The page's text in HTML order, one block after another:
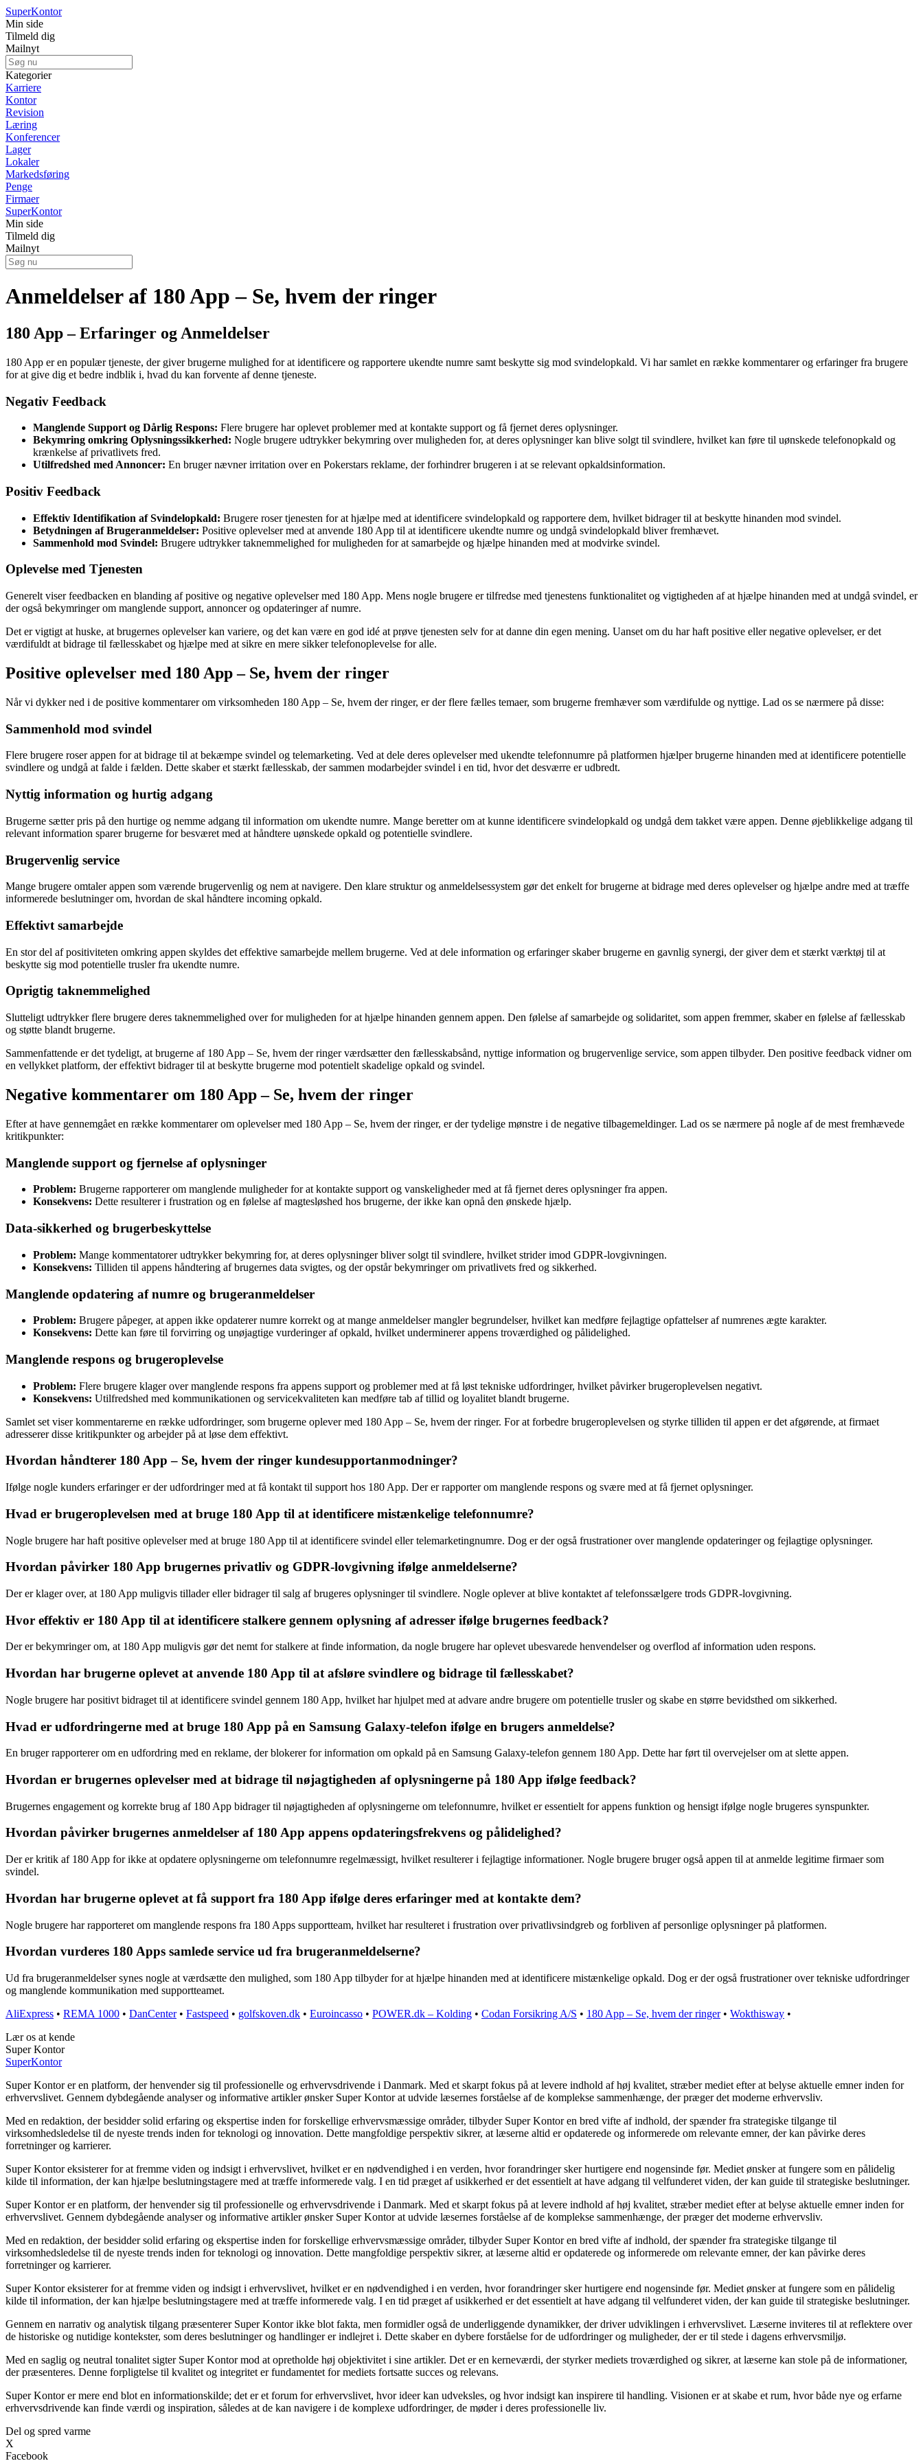
SuperKontor
Min side
Tilmeld dig
Mailnyt
Kategorier
Karriere
Kontor
Revision
Læring
Konferencer
Lager
Lokaler
Markedsføring
Penge
Firmaer
SuperKontor
Min side
Tilmeld dig
Mailnyt
Anmeldelser af 180 App – Se, hvem der ringer
180 App – Erfaringer og Anmeldelser
180 App er en populær tjeneste, der giver brugerne mulighed for at identificere og rapportere ukendte numre samt beskytte sig mod svindelopkald. Vi har samlet en række kommentarer og erfaringer fra brugere
for at give dig et bedre indblik i, hvad du kan forvente af denne tjeneste.
Negativ Feedback
Manglende Support og Dårlig Respons: Flere brugere har oplevet problemer med at kontakte support og få fjernet deres oplysninger.
Bekymring omkring Oplysningssikkerhed: Nogle brugere udtrykker bekymring over muligheden for, at deres oplysninger kan blive solgt til svindlere, hvilket kan føre til uønskede telefonopkald og
krænkelse af privatlivets fred.
Utilfredshed med Annoncer: En bruger nævner irritation over en Pokerstars reklame, der forhindrer brugeren i at se relevant opkaldsinformation.
Positiv Feedback
Effektiv Identifikation af Svindelopkald: Brugere roser tjenesten for at hjælpe med at identificere svindelopkald og rapportere dem, hvilket bidrager til at beskytte hinanden mod svindel.
Betydningen af Brugeranmeldelser: Positive oplevelser med at anvende 180 App til at identificere ukendte numre og undgå svindelopkald bliver fremhævet.
Sammenhold mod Svindel: Brugere udtrykker taknemmelighed for muligheden for at samarbejde og hjælpe hinanden med at modvirke svindel.
Oplevelse med Tjenesten
Generelt viser feedbacken en blanding af positive og negative oplevelser med 180 App. Mens nogle brugere er tilfredse med tjenestens funktionalitet og vigtigheden af at hjælpe hinanden med at undgå svindel, er
der også bekymringer om manglende support, annoncer og opdateringer af numre.
Det er vigtigt at huske, at brugernes oplevelser kan variere, og det kan være en god idé at prøve tjenesten selv for at danne din egen mening. Uanset om du har haft positive eller negative oplevelser, er det
værdifuldt at bidrage til fællesskabet og hjælpe med at sikre en mere sikker telefonoplevelse for alle.
Positive oplevelser med 180 App – Se, hvem der ringer
Når vi dykker ned i de positive kommentarer om virksomheden 180 App – Se, hvem der ringer, er der flere fælles temaer, som brugerne fremhæver som værdifulde og nyttige. Lad os se nærmere på disse:
Sammenhold mod svindel
Flere brugere roser appen for at bidrage til at bekæmpe svindel og telemarketing. Ved at dele deres oplevelser med ukendte telefonnumre på platformen hjælper brugerne hinanden med at identificere potentielle
svindlere og undgå at falde i fælden. Dette skaber et stærkt fællesskab, der sammen modarbejder svindel i en tid, hvor det desværre er udbredt.
Nyttig information og hurtig adgang
Brugerne sætter pris på den hurtige og nemme adgang til information om ukendte numre. Mange beretter om at kunne identificere svindelopkald og undgå dem takket være appen. Denne øjeblikkelige adgang til
relevant information sparer brugerne for besværet med at håndtere uønskede opkald og potentielle svindlere.
Brugervenlig service
Mange brugere omtaler appen som værende brugervenlig og nem at navigere. Den klare struktur og anmeldelsessystem gør det enkelt for brugerne at bidrage med deres oplevelser og hjælpe andre med at træffe
informerede beslutninger om, hvordan de skal håndtere incoming opkald.
Effektivt samarbejde
En stor del af positiviteten omkring appen skyldes det effektive samarbejde mellem brugerne. Ved at dele information og erfaringer skaber brugerne en gavnlig synergi, der giver dem et stærkt værktøj til at
beskytte sig mod potentielle trusler fra ukendte numre.
Oprigtig taknemmelighed
Slutteligt udtrykker flere brugere deres taknemmelighed over for muligheden for at hjælpe hinanden gennem appen. Den følelse af samarbejde og solidaritet, som appen fremmer, skaber en følelse af fællesskab
og støtte blandt brugerne.
Sammenfattende er det tydeligt, at brugerne af 180 App – Se, hvem der ringer værdsætter den fællesskabsånd, nyttige information og brugervenlige service, som appen tilbyder. Den positive feedback vidner om
en vellykket platform, der effektivt bidrager til at beskytte brugerne mod potentielt skadelige opkald og svindel.
Negative kommentarer om 180 App – Se, hvem der ringer
Efter at have gennemgået en række kommentarer om oplevelser med 180 App – Se, hvem der ringer, er der tydelige mønstre i de negative tilbagemeldinger. Lad os se nærmere på nogle af de mest fremhævede
kritikpunkter:
Manglende support og fjernelse af oplysninger
Problem: Brugerne rapporterer om manglende muligheder for at kontakte support og vanskeligheder med at få fjernet deres oplysninger fra appen.
Konsekvens: Dette resulterer i frustration og en følelse af magtesløshed hos brugerne, der ikke kan opnå den ønskede hjælp.
Data-sikkerhed og brugerbeskyttelse
Problem: Mange kommentatorer udtrykker bekymring for, at deres oplysninger bliver solgt til svindlere, hvilket strider imod GDPR-lovgivningen.
Konsekvens: Tilliden til appens håndtering af brugernes data svigtes, og der opstår bekymringer om privatlivets fred og sikkerhed.
Manglende opdatering af numre og brugeranmeldelser
Problem: Brugere påpeger, at appen ikke opdaterer numre korrekt og at mange anmeldelser mangler begrundelser, hvilket kan medføre fejlagtige opfattelser af numrenes ægte karakter.
Konsekvens: Dette kan føre til forvirring og unøjagtige vurderinger af opkald, hvilket underminerer appens troværdighed og pålidelighed.
Manglende respons og brugeroplevelse
Problem: Flere brugere klager over manglende respons fra appens support og problemer med at få løst tekniske udfordringer, hvilket påvirker brugeroplevelsen negativt.
Konsekvens: Utilfredshed med kommunikationen og servicekvaliteten kan medføre tab af tillid og loyalitet blandt brugerne.
Samlet set viser kommentarerne en række udfordringer, som brugerne oplever med 180 App – Se, hvem der ringer. For at forbedre brugeroplevelsen og styrke tilliden til appen er det afgørende, at firmaet
adresserer disse kritikpunkter og arbejder på at løse dem effektivt.
Hvordan håndterer 180 App – Se, hvem der ringer kundesupportanmodninger?
Ifølge nogle kunders erfaringer er der udfordringer med at få kontakt til support hos 180 App. Der er rapporter om manglende respons og svære med at få fjernet oplysninger.
Hvad er brugeroplevelsen med at bruge 180 App til at identificere mistænkelige telefonnumre?
Nogle brugere har haft positive oplevelser med at bruge 180 App til at identificere svindel eller telemarketingnumre. Dog er der også frustrationer over manglende opdateringer og fejlagtige oplysninger.
Hvordan påvirker 180 App brugernes privatliv og GDPR-lovgivning ifølge anmeldelserne?
Der er klager over, at 180 App muligvis tillader eller bidrager til salg af brugeres oplysninger til svindlere. Nogle oplever at blive kontaktet af telefonssælgere trods GDPR-lovgivning.
Hvor effektiv er 180 App til at identificere stalkere gennem oplysning af adresser ifølge brugernes feedback?
Der er bekymringer om, at 180 App muligvis gør det nemt for stalkere at finde information, da nogle brugere har oplevet ubesvarede henvendelser og overflod af information uden respons.
Hvordan har brugerne oplevet at anvende 180 App til at afsløre svindlere og bidrage til fællesskabet?
Nogle brugere har positivt bidraget til at identificere svindel gennem 180 App, hvilket har hjulpet med at advare andre brugere om potentielle trusler og skabe en større bevidsthed om sikkerhed.
Hvad er udfordringerne med at bruge 180 App på en Samsung Galaxy-telefon ifølge en brugers anmeldelse?
En bruger rapporterer om en udfordring med en reklame, der blokerer for information om opkald på en Samsung Galaxy-telefon gennem 180 App. Dette har ført til overvejelser om at slette appen.
Hvordan er brugernes oplevelser med at bidrage til nøjagtigheden af oplysningerne på 180 App ifølge feedback?
Brugernes engagement og korrekte brug af 180 App bidrager til nøjagtigheden af oplysningerne om telefonnumre, hvilket er essentielt for appens funktion og hensigt ifølge nogle brugeres synspunkter.
Hvordan påvirker brugernes anmeldelser af 180 App appens opdateringsfrekvens og pålidelighed?
Der er kritik af 180 App for ikke at opdatere oplysningerne om telefonnumre regelmæssigt, hvilket resulterer i fejlagtige informationer. Nogle brugere bruger også appen til at anmelde legitime firmaer som
svindel.
Hvordan har brugerne oplevet at få support fra 180 App ifølge deres erfaringer med at kontakte dem?
Nogle brugere har rapporteret om manglende respons fra 180 Apps supportteam, hvilket har resulteret i frustration over privatlivsindgreb og forbliven af personlige oplysninger på platformen.
Hvordan vurderes 180 Apps samlede service ud fra brugeranmeldelserne?
Ud fra brugeranmeldelser synes nogle at værdsætte den mulighed, som 180 App tilbyder for at hjælpe hinanden med at identificere mistænkelige opkald. Dog er der også frustrationer over tekniske udfordringer
og manglende kommunikation med supportteamet.
AliExpress • REMA 1000 • DanCenter• Fastspeed • golfskoven.dk • Euroincasso • POWER.dk – Kolding • Codan Forsikring A/S • 180 App – Se, hvem der ringer• Wokthisway •
Lær os at kende
Super Kontor
SuperKontor
Super Kontor er en platform, der henvender sig til professionelle og erhvervsdrivende i Danmark. Med et skarpt fokus på at levere indhold af høj kvalitet, stræber mediet efter at belyse aktuelle emner inden for
erhvervslivet. Gennem dybdegående analyser og informative artikler ønsker Super Kontor at udvide læsernes forståelse af de komplekse sammenhænge, der præger det moderne erhvervsliv.
Med en redaktion, der besidder solid erfaring og ekspertise inden for forskellige erhvervsmæssige områder, tilbyder Super Kontor en bred vifte af indhold, der spænder fra strategiske tilgange til
virksomhedsledelse til de nyeste trends inden for teknologi og innovation. Dette mangfoldige perspektiv sikrer, at læserne altid er opdaterede og informerede om relevante emner, der kan påvirke deres
forretninger og karrierer.
Super Kontor eksisterer for at fremme viden og indsigt i erhvervslivet, hvilket er en nødvendighed i en verden, hvor forandringer sker hurtigere end nogensinde før. Mediet ønsker at fungere som en pålidelig
kilde til information, der kan hjælpe beslutningstagere med at træffe informerede valg. I en tid præget af usikkerhed er det essentielt at have adgang til velfunderet viden, der kan guide til strategiske beslutninger.
Super Kontor er en platform, der henvender sig til professionelle og erhvervsdrivende i Danmark. Med et skarpt fokus på at levere indhold af høj kvalitet, stræber mediet efter at belyse aktuelle emner inden for
erhvervslivet. Gennem dybdegående analyser og informative artikler ønsker Super Kontor at udvide læsernes forståelse af de komplekse sammenhænge, der præger det moderne erhvervsliv.
Med en redaktion, der besidder solid erfaring og ekspertise inden for forskellige erhvervsmæssige områder, tilbyder Super Kontor en bred vifte af indhold, der spænder fra strategiske tilgange til
virksomhedsledelse til de nyeste trends inden for teknologi og innovation. Dette mangfoldige perspektiv sikrer, at læserne altid er opdaterede og informerede om relevante emner, der kan påvirke deres
forretninger og karrierer.
Super Kontor eksisterer for at fremme viden og indsigt i erhvervslivet, hvilket er en nødvendighed i en verden, hvor forandringer sker hurtigere end nogensinde før. Mediet ønsker at fungere som en pålidelig
kilde til information, der kan hjælpe beslutningstagere med at træffe informerede valg. I en tid præget af usikkerhed er det essentielt at have adgang til velfunderet viden, der kan guide til strategiske beslutninger.
Gennem en narrativ og analytisk tilgang præsenterer Super Kontor ikke blot fakta, men formidler også de underliggende dynamikker, der driver udviklingen i erhvervslivet. Læserne inviteres til at reflektere over
de historiske og nutidige kontekster, som deres beslutninger og handlinger er indlejret i. Dette skaber en dybere forståelse for de udfordringer og muligheder, der er til stede i dagens erhvervsmiljø.
Med en saglig og neutral tonalitet sigter Super Kontor mod at opretholde høj objektivitet i sine artikler. Det er en kerneværdi, der styrker mediets troværdighed og sikrer, at læserne kan stole på de informationer,
der præsenteres. Denne forpligtelse til kvalitet og integritet er fundamentet for mediets fortsatte succes og relevans.
Super Kontor er mere end blot en informationskilde; det er et forum for erhvervslivet, hvor ideer kan udveksles, og hvor indsigt kan inspirere til handling. Visionen er at skabe et rum, hvor både nye og erfarne
erhvervsdrivende kan finde værdi og inspiration, således at de kan navigere i de komplexe udfordringer, de møder i deres professionelle liv.
Del og spred varme
X
Facebook